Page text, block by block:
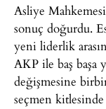
Asliye
sonuç doğurdu.
yeni liderlik
AKP ile baş başa
değişmesine
seçmen